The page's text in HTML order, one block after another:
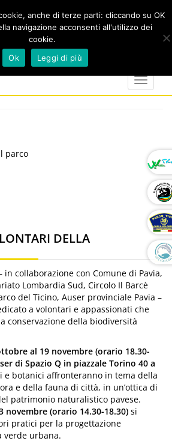
marker
calendar
Toggle
parco
DELLA
in collaborazione con Comune di Pavia,
Lombardia Sud, Circolo Il Barcè
del Ticino, Auser provinciale Pavia –
a volontari e appassionati che
conservazione della biodiversità
al 19 novembre (orario 18.30-
di Spazio Q in piazzale Torino 40 a
e botanici affronteranno in tema della
e della fauna di città, in un’ottica di
patrimonio naturalistico pavese.
novembre (orario 14.30-18.30) si
pratici per la progettazione
verde urbana.
anche di terze parti: cliccando su OK
navigazione acconsenti all'utilizzo dei
cookie.
Ok
Leggi di più